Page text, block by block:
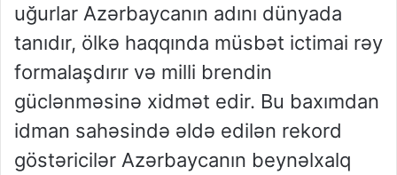
uğurlar Azərbaycanın adını dünyada
tanıdır, ölkə haqqında müsbət ictimai rəy
formalaşdırır və milli brendin
güclənməsinə xidmət edir. Bu baxımdan
idman sahəsində əldə edilən rekord
göstəricilər Azərbaycanın beynəlxalq